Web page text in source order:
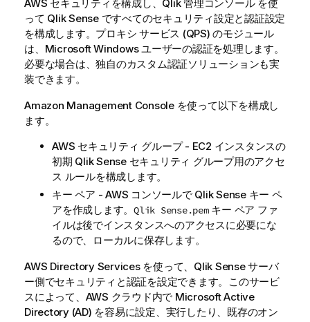
AWS セキュリティを構成し、 Qlik 管理コンソールを使
って Qlik Senseですべてのセキュリティ設定と認証設定
を構成します。プロキシ サービス (QPS) のモジュール
は、Microsoft Windows ユーザーの認証を処理します。
必要な場合は、独自のカスタム認証ソリューションも実
装できます。
Amazon Management Console を使って以下を構成し
ます。
AWS セキュリティ グループ - EC2 インスタンスの
初期 Qlik Senseセキュリティ グループ用のアクセ
ス ルールを構成します。
キー ペア - AWS コンソールで Qlik Senseキー ペ
アを作成します。 Qlik Sense.pemキー ペア ファ
イルは後でインスタンスへのアクセスに必要にな
るので、ローカルに保存します。
AWS Directory Services を使って、 Qlik Senseサーバ
ー側でセキュリティと認証を設定できます。このサービ
スによって、AWS クラウド内で Microsoft Active
Directory (AD) を容易に設定、実行したり、既存のオン